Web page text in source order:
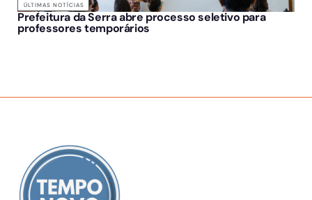
ÚLTIMAS NOTÍCIAS
Prefeitura da Serra abre processo seletivo para
professores temporários